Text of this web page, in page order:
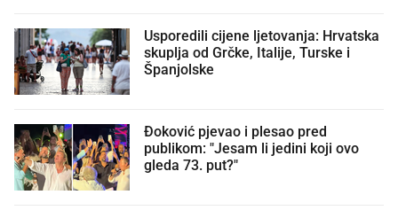
Usporedili cijene ljetovanja: Hrvatska
skuplja od Grčke, Italije, Turske i
Španjolske
Đoković pjevao i plesao pred
publikom: "Jesam li jedini koji ovo
gleda 73. put?"